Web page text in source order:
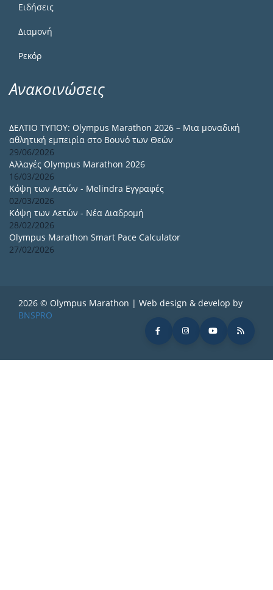
Ειδήσεις
Διαμονή
Ρεκόρ
Ανακοινώσεις
ΔΕΛΤΙΟ ΤΥΠΟΥ: Olympus Marathon 2026 – Μια μοναδική
αθλητική εμπειρία στο Βουνό των Θεών
29/06/2026
Αλλαγές Olympus Marathon 2026
16/03/2026
Κόψη των Αετών - Melindra Εγγραφές
02/03/2026
Κόψη των Αετών - Νέα Διαδρομή
28/02/2026
Olympus Marathon Smart Pace Calculator
27/02/2026
2026 © Olympus Marathon | Web design & develop by
BNSPRO